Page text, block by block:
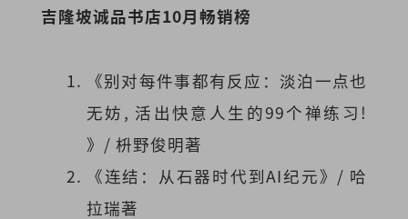
吉隆坡诚品书店10月畅销榜
《别对每件事都有反应：淡泊一点也
无妨, 活出快意人生的99个禅练习!
》/ 枡野俊明著
《连结：从石器时代到AI纪元》/ 哈
拉瑞著